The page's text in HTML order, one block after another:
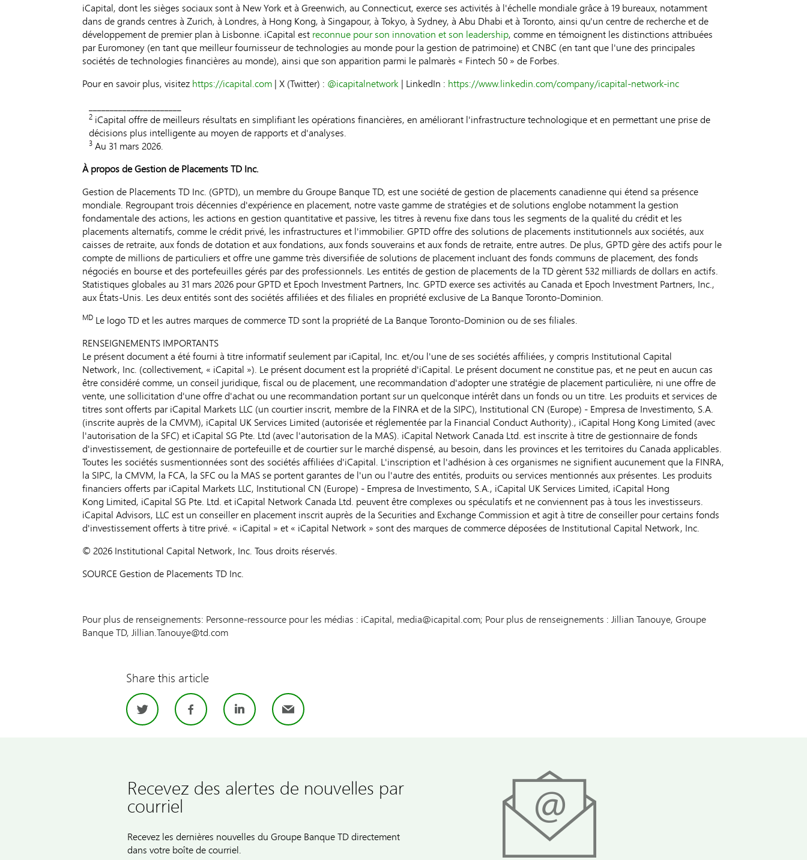
iCapital, dont les sièges sociaux sont à New York et à Greenwich, au Connecticut, exerce ses activités à l'échelle mondiale grâce à 19 bureaux, notamment
dans de grands centres à Zurich, à Londres, à Hong Kong, à Singapour, à Tokyo, à Sydney, à Abu Dhabi et à Toronto, ainsi qu'un centre de recherche et de
développement de premier plan à Lisbonne. iCapital est reconnue pour son innovation et son leadership, comme en témoignent les distinctions attribuées
par Euromoney (en tant que meilleur fournisseur de technologies au monde pour la gestion de patrimoine) et CNBC (en tant que l'une des principales
sociétés de technologies financières au monde), ainsi que son apparition parmi le palmarès « Fintech 50 » de Forbes.
Pour en savoir plus, visitez https://icapital.com | X (Twitter) : @icapitalnetwork | LinkedIn : https://www.linkedin.com/company/icapital-network-inc
2 iCapital offre de meilleurs résultats en simplifiant les opérations financières, en améliorant l'infrastructure technologique et en permettant une prise de
décisions plus intelligente au moyen de rapports et d'analyses.
3 Au 31 mars 2026.
À propos de Gestion de PlacementsTD Inc.
Gestion de Placements TD Inc. (GPTD), un membre du Groupe Banque TD, est une société de gestion de placements canadienne qui étend sa présence
mondiale. Regroupant trois décennies d'expérience en placement, notre vaste gamme de stratégies et de solutions englobe notamment la gestion
fondamentale des actions, les actions en gestion quantitative et passive, les titres à revenu fixe dans tous les segments de la qualité du crédit et les
placements alternatifs, comme le crédit privé, les infrastructures et l'immobilier. GPTD offre des solutions de placements institutionnels aux sociétés, aux
caisses de retraite, aux fonds de dotation et aux fondations, aux fonds souverains et aux fonds de retraite, entre autres. De plus, GPTD gère des actifs pour le
compte de millions de particuliers et offre une gamme très diversifiée de solutions de placement incluant des fonds communs de placement, des fonds
négociés en bourse et des portefeuilles gérés par des professionnels. Les entités de gestion de placements de la TD gèrent 532 milliards de dollars en actifs.
Statistiques globales au 31 mars 2026 pour GPTD et Epoch Investment Partners, Inc. GPTD exerce ses activités au Canada et Epoch Investment Partners, Inc.,
aux États-Unis. Les deux entités sont des sociétés affiliées et des filiales en propriété exclusive de La Banque Toronto-Dominion.
MD Le logo TD et les autres marques de commerce TD sont la propriété de La Banque Toronto-Dominion ou de ses filiales.
RENSEIGNEMENTS IMPORTANTS
Le présent document a été fourni à titre informatif seulement par iCapital, Inc. et/ou l'une de ses sociétés affiliées, y compris Institutional Capital
Network, Inc. (collectivement, « iCapital »). Le présent document est la propriété d'iCapital. Le présent document ne constitue pas, et ne peut en aucun cas
être considéré comme, un conseil juridique, fiscal ou de placement, une recommandation d'adopter une stratégie de placement particulière, ni une offre de
vente, une sollicitation d'une offre d'achat ou une recommandation portant sur un quelconque intérêt dans un fonds ou un titre. Les produits et services de
titres sont offerts par iCapital Markets LLC (un courtier inscrit, membre de la FINRA et de la SIPC), Institutional CN (Europe) - Empresa de Investimento, S.A.
(inscrite auprès de la CMVM), iCapital UK Services Limited (autorisée et réglementée par la Financial Conduct Authority)., iCapital Hong Kong Limited (avec
l'autorisation de la SFC) et iCapital SG Pte. Ltd (avec l'autorisation de la MAS). iCapital Network Canada Ltd. est inscrite à titre de gestionnaire de fonds
d'investissement, de gestionnaire de portefeuille et de courtier sur le marché dispensé, au besoin, dans les provinces et les territoires du Canada applicables.
Toutes les sociétés susmentionnées sont des sociétés affiliées d'iCapital. L'inscription et l'adhésion à ces organismes ne signifient aucunement que la FINRA,
la SIPC, la CMVM, la FCA, la SFC ou la MAS se portent garantes de l'un ou l'autre des entités, produits ou services mentionnés aux présentes. Les produits
financiers offerts par iCapital Markets LLC, Institutional CN (Europe) - Empresa de Investimento, S.A., iCapital UK Services Limited, iCapital Hong
Kong Limited, iCapital SG Pte. Ltd. et iCapital Network Canada Ltd. peuvent être complexes ou spéculatifs et ne conviennent pas à tous les investisseurs.
iCapital Advisors, LLC est un conseiller en placement inscrit auprès de la Securities and Exchange Commission et agit à titre de conseiller pour certains fonds
d'investissement offerts à titre privé. « iCapital » et « iCapital Network » sont des marques de commerce déposées de Institutional Capital Network, Inc.
© 2026 Institutional Capital Network, Inc. Tous droits réservés.
SOURCE Gestion de Placements TD Inc.
Pour plus de renseignements: Personne-ressource pour les médias : iCapital, media@icapital.com; Pour plus de renseignements : Jillian Tanouye, Groupe
Banque TD, Jillian.Tanouye@td.com
Share this article
TwitterFacebook
LinkedInEmail
Recevez des alertes de nouvelles par
courriel
Recevez les dernières nouvelles du Groupe Banque TD directement
dans votre boîte de courriel.